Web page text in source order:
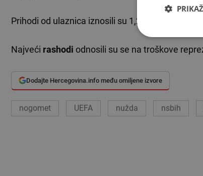
Prihodi od ulaznica iznosili su 1,26 milijuna KM.
Najveći rashodi odnosili su se na troškove
Dodajte Hercegovina.info među omiljene izvore
nogomet UEFA nužda nsbih